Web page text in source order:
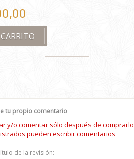
tu propio comentario
y/o comentar sólo después de comprarlo
pueden escribir comentarios
de la revisión: